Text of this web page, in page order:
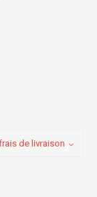
de livraison